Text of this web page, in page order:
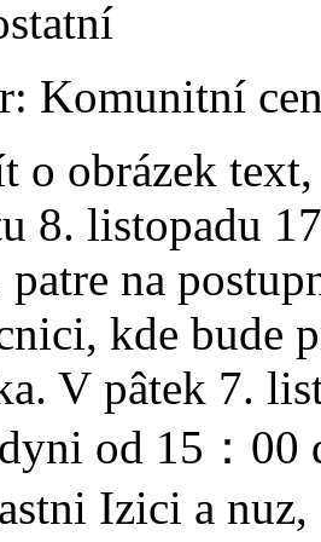
Komunitní